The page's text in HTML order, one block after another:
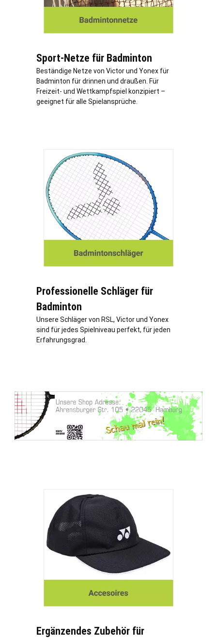
Sport-Netze für Badminton
Beständige Netze von Victor und Yonex für
Badminton für drinnen und draußen. Für
Freizeit- und Wettkampfspiel konzipiert –
geeignet für alle Spielansprüche.
Professionelle Schläger für
Badminton
Unsere Schläger von RSL, Victor und Yonex
sind für jedes Spielniveau perfekt, für jeden
Erfahrungsgrad.
Ergänzendes Zubehör für